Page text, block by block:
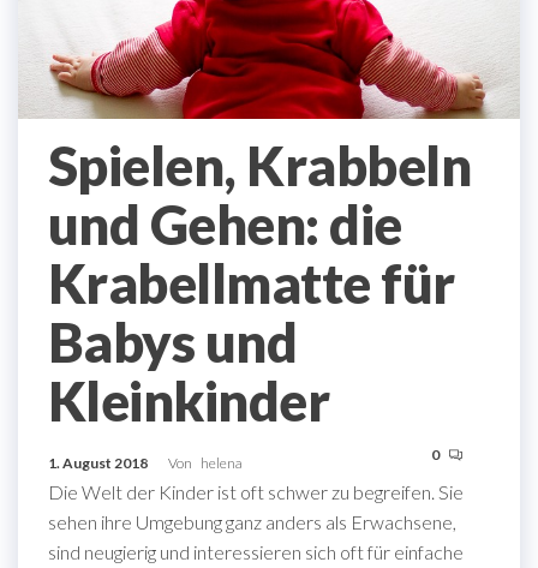
Spielen, Krabbeln
und Gehen: die
Krabellmatte für
Babys und
Kleinkinder
1. August 2018 Von helena 0
Die Welt der Kinder ist oft schwer zu begreifen. Sie
sehen ihre Umgebung ganz anders als Erwachsene,
sind neugierig und interessieren sich oft für einfache